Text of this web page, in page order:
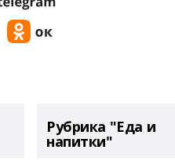
Рубрика "Еда и
напитки"